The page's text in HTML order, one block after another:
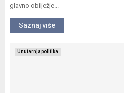
glavno obilježje...
Saznaj više
Unutarnja politika